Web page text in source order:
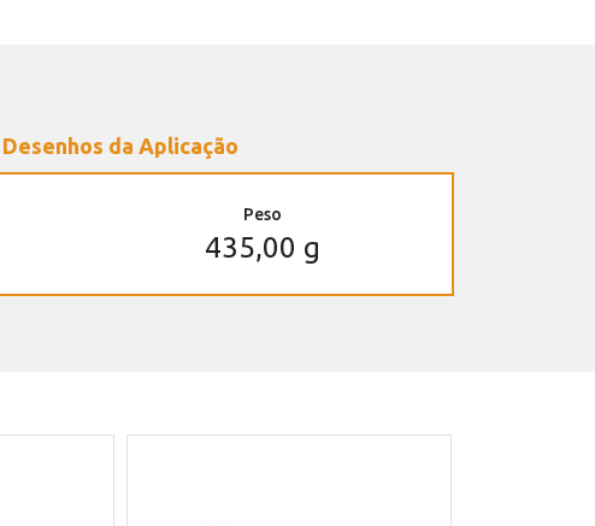
Desenhos da Aplicação
Peso
435,00 g